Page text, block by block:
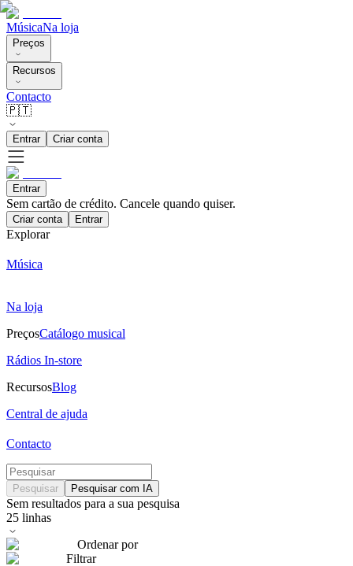
MúsicaNa loja
Preços
Recursos
Contacto
🇵🇹
Entrar Criar conta
Entrar
Sem cartão de crédito. Cancele quando quiser.
Criar conta Entrar
Explorar
Música
Na loja
PreçosCatálogo musical
Rádios In-store
RecursosBlog
Central de ajuda
Contacto
Pesquisar Pesquisar com IA
Sem resultados para a sua pesquisa
25 linhas
Ordenar por
Filtrar